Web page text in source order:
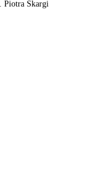
Piotra Skargi